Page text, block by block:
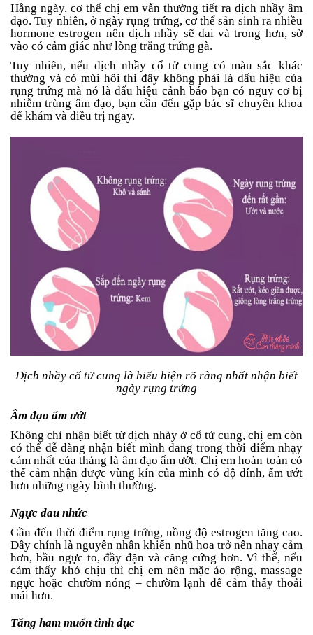
Hằng ngày, cơ thể chị em vẫn thường tiết ra dịch nhầy âm
đạo. Tuy nhiên, ở ngày rụng trứng, cơ thể sản sinh ra nhiều
hormone estrogen nên dịch nhầy sẽ dai và trong hơn, sờ
vào có cảm giác như lòng trắng trứng gà.
Tuy nhiên, nếu dịch nhầy cổ tử cung có màu sắc khác
thường và có mùi hôi thì đây không phải là dấu hiệu của
rụng trứng mà nó là dấu hiệu cảnh báo bạn có nguy cơ bị
nhiễm trùng âm đạo, bạn cần đến gặp bác sĩ chuyên khoa
để khám và điều trị ngay.
Dịch nhầy cổ tử cung là biểu hiện rõ ràng nhất nhận biết
ngày rụng trứng
Âm đạo ẩm ướt
Không chỉ nhận biết từ dịch nhày ở cổ tử cung, chị em còn
có thể dễ dàng nhận biết mình đang trong thời điểm nhạy
cảm nhất của tháng là âm đạo ẩm ướt. Chị em hoàn toàn có
thể cảm nhận được vùng kín của mình có độ dính, ẩm ướt
hơn những ngày bình thường.
Ngực đau nhức
Gần đến thời điểm rụng trứng, nồng độ estrogen tăng cao.
Đây chính là nguyên nhân khiến nhũ hoa trở nên nhạy cảm
hơn, bầu ngực to, đầy đặn và căng cứng hơn. Vì thế, nếu
cảm thấy khó chịu thì chị em nên mặc áo rộng, massage
ngực hoặc chườm nóng – chườm lạnh để cảm thấy thoải
mái hơn.
Tăng ham muốn tình dục